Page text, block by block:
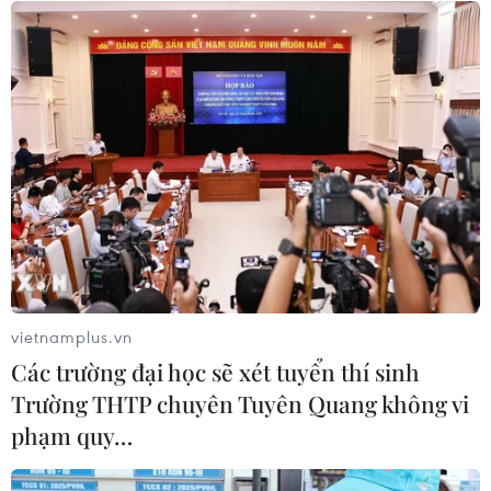
World Cup 2022: Hé lộ lý do Ben
White rời khỏi đội tuyển Anh
09/12/2022 10:44
C.Ronaldo chính thức lên tiếng sau
tin đồn đòi rời tuyển Bồ Đào Nha
09/12/2022 00:41
vietnamplus.vn
Các trường đại học sẽ xét tuyển thí sinh
Trường THTP chuyên Tuyên Quang không vi
phạm quy…